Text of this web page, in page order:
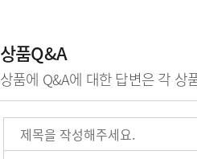
상품Q&A
상품에 Q&A에 대한 답변은 각 상